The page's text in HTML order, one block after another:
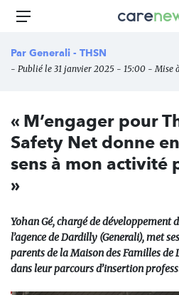
Aller
principal
Carenews,
des
Menu
Par Generali - THSN
- Publié le 31 janvier 2025 - 15:00 - Mise
« M’engager pour
Safety Net donne
sens à mon activité
»
Yohan Gé, chargé de développement
l’agence de Dardilly (Generali), met
parents de la Maison des Familles de
dans leur parcours d’insertion